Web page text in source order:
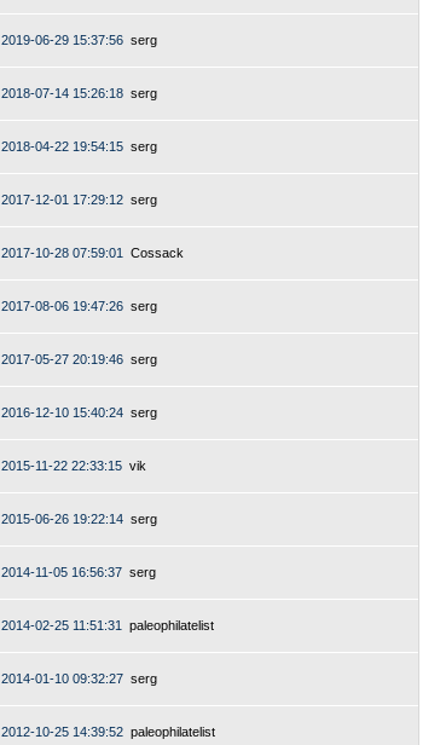
2019-06-29 15:37:56 serg
2018-07-14 15:26:18 serg
2018-04-22 19:54:15 serg
2017-12-01 17:29:12 serg
2017-10-28 07:59:01 Cossack
2017-08-06 19:47:26 serg
2017-05-27 20:19:46 serg
2016-12-10 15:40:24 serg
2015-11-22 22:33:15 vik
2015-06-26 19:22:14 serg
2014-11-05 16:56:37 serg
2014-02-25 11:51:31 paleophilatelist
2014-01-10 09:32:27 serg
2012-10-25 14:39:52 paleophilatelist